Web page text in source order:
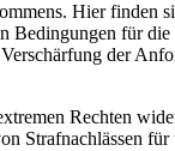
Hier finden
für
der
Rechten
Strafnachlässen